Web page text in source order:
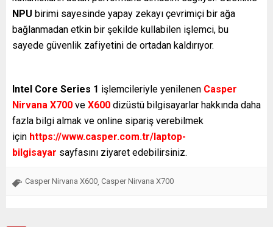
NPU birimi sayesinde yapay zekayı çevrimiçi bir ağa
bağlanmadan etkin bir şekilde kullabilen işlemci, bu
sayede güvenlik zafiyetini de ortadan kaldırıyor.
Intel Core Series 1 işlemcileriyle yenilenen Casper
Nirvana X700 ve X600 dizüstü bilgisayarlar hakkında daha
fazla bilgi almak ve online sipariş verebilmek
için https://www.casper.com.tr/laptop-
bilgisayar sayfasını ziyaret edebilirsiniz.
Casper Nirvana X600 Casper Nirvana X700